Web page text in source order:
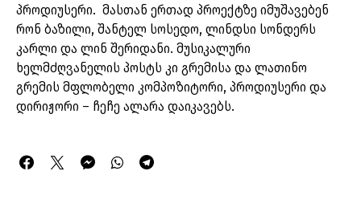
პროდიუსერი. მასთან ერთად პროექტზე იმუშავებენ
რონ ბაზილი, შანტელ სოსედო, ლინდსი სონდერს
კარლი და ლინ შერიდანი. მუსიკალური
ხელმძღვანელის პოსტს კი გრემისა და ლათინო
გრემის მფლობელი კომპოზიტორი, პროდიუსერი და
დირიჟორი – ჩეჩე ალარა დაიკავებს.